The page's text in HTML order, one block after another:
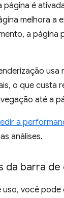
página é
melhora a
a
usa
o que custa
até a
a
análises.
da barra
você